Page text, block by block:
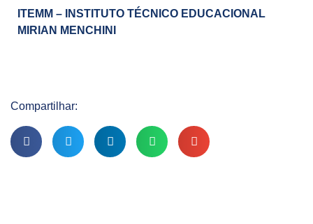
ITEMM – INSTITUTO TÉCNICO EDUCACIONAL
MIRIAN MENCHINI
Compartilhar: